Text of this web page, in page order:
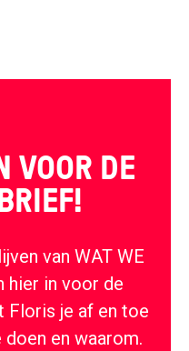
VOOR DE
van WAT WE
hier in voor de
Floris je af en toe
en waarom.